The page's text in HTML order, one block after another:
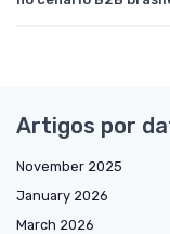
Artigos por
November 2025
January 2026
March 2026